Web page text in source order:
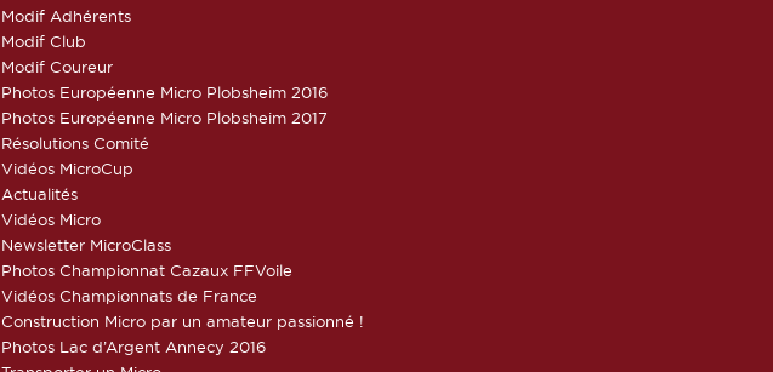
Modif Adhérents
Modif Club
Modif Coureur
Photos Européenne Micro Plobsheim 2016
Photos Européenne Micro Plobsheim 2017
Résolutions Comité
Vidéos MicroCup
Actualités
Vidéos Micro
Newsletter MicroClass
Photos Championnat Cazaux FFVoile
Vidéos Championnats de France
Construction Micro par un amateur passionné !
Photos Lac d’Argent Annecy 2016